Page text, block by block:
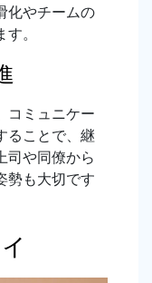
化やチームの
。
コミュニケー
ることで、継
司や同僚から
勢も大切です